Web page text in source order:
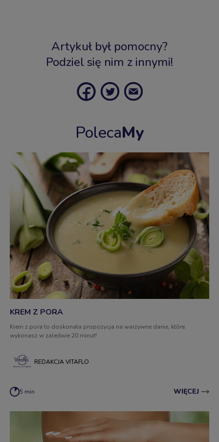
Artykuł był pomocny?
Podziel się nim z innymi!
PolecaMy
KREM Z PORA
Krem z pora to doskonała propozycja na warzywne danie, które
wykonasz w zaledwie 20 minut!
REDAKCJA VITAFLO
5 min WIĘCEJ